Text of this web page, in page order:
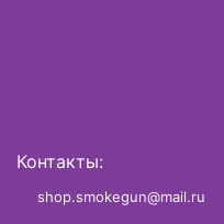
Контакты:
shop.smokegun@mail.ru